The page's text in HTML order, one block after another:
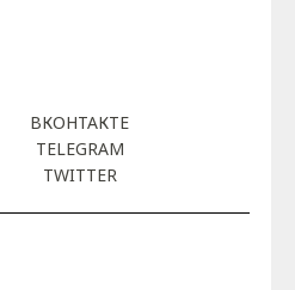
ВКОНТАКТЕ
TELEGRAM
TWITTER